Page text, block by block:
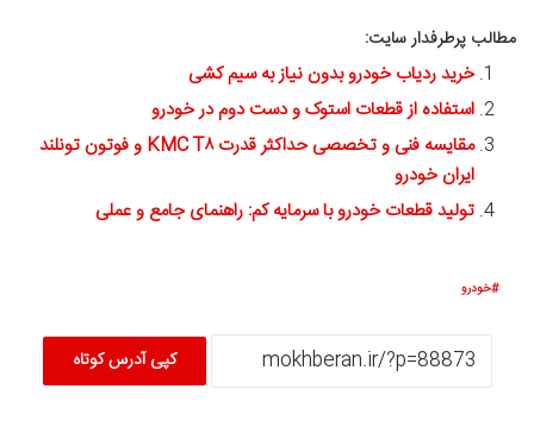
مطالب پرطرفدار سایت:
خرید ردیاب خودرو بدون نیاز به سیم کشی
استفاده از قطعات استوک و دست دوم در خودرو
مقایسه فنی و تخصصی حداکثر قدرت KMC T۸ و فوتون تونلند
ایران خودرو
تولید قطعات خودرو با سرمایه کم: راهنمای جامع و عملی
خودرو
کپی آدرس کوتاه